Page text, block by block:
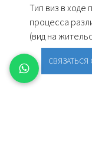
Тип виз в ходе
процесса
(вид на